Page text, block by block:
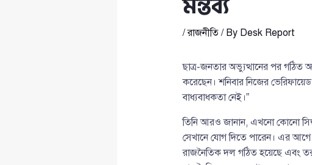
/রাজনীতি/ By Desk Report
ছাত্র-জনতার অভ্যুত্থানের পর গঠিত
করেছেন। শনিবার নিজের
বাধ্যবাধকতা নেই।”
তিনি আরও জানান, এখনো কোনো
সেখানে যোগ দিতে পারেন। এর আগে
রাজনৈতিক দল গঠিত হয়েছে এবং